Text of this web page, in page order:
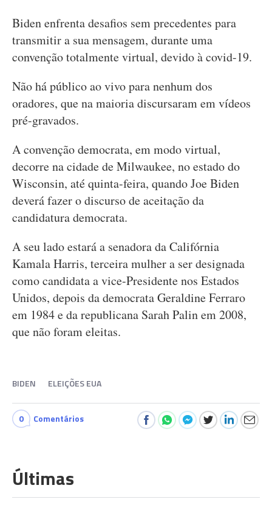
Biden enfrenta desafios sem precedentes para
transmitir a sua mensagem, durante uma
convenção totalmente virtual, devido à covid-19.
Não há público ao vivo para nenhum dos
oradores, que na maioria discursaram em vídeos
pré-gravados.
A convenção democrata, em modo virtual,
decorre na cidade de Milwaukee, no estado do
Wisconsin, até quinta-feira, quando Joe Biden
deverá fazer o discurso de aceitação da
candidatura democrata.
A seu lado estará a senadora da Califórnia
Kamala Harris, terceira mulher a ser designada
como candidata a vice-Presidente nos Estados
Unidos, depois da democrata Geraldine Ferraro
em 1984 e da republicana Sarah Palin em 2008,
que não foram eleitas.
BIDEN ELEIÇÕES EUA
0 Comentários
Últimas